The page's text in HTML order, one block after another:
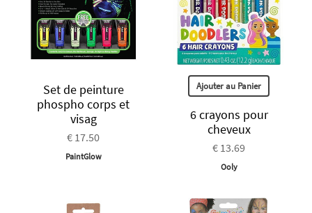
Set de peinture
phospho corps et
visag
€ 17.50
PaintGlow
Ajouter au Panier
6 crayons pour
cheveux
€ 13.69
Ooly